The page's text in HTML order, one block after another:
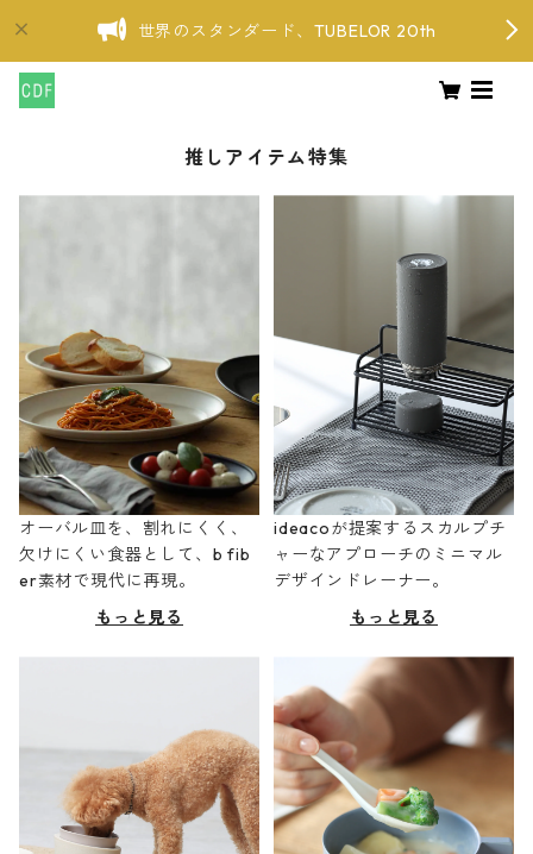
世界のスタンダード、TUBELOR 20th
推しアイテム特集
オーバル皿を、割れにくく、
欠けにくい食器として、b fib
er素材で現代に再現。
もっと見る
ideacoが提案するスカルプチ
ャーなアプローチのミニマル
デザインドレーナー。
もっと見る